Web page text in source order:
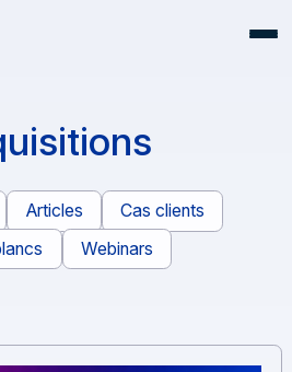
Articles
Cas clients
blancs
Webinars